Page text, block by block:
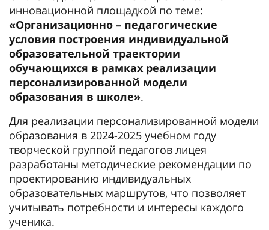
инновационной площадкой по теме:
«Организационно – педагогические
условия построения индивидуальной
образовательной траектории
обучающихся в рамках реализации
персонализированной модели
образования в школе».
Для реализации персонализированной модели
образования в 2024-2025 учебном году
творческой группой педагогов лицея
разработаны методические рекомендации по
проектированию индивидуальных
образовательных маршрутов, что позволяет
учитывать потребности и интересы каждого
ученика.